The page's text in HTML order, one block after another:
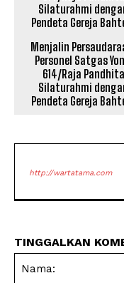
Menjalin
Personel Satgas
614/Raja Pandhita
Silaturahmi
Pendeta Gereja
http://wartatama.com
TINGGALKAN